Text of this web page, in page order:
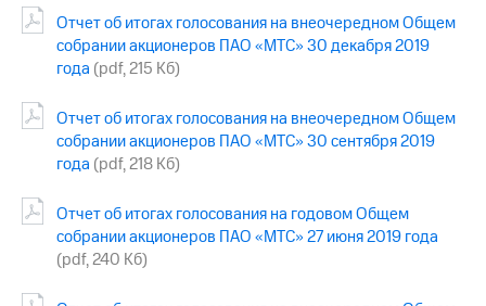
приобретения
Порядок
выкупа
акций
Рынок
облигаций
Описание
Уведомление
о
погашении
Отчет об итогах голосования на внеочередном Общем
собрании акционеров ПАО «МТС» 30 декабря 2019
года (pdf, 215 Кб)
Отчет об итогах голосования на внеочередном Общем
собрании акционеров ПАО «МТС» 30 сентября 2019
года (pdf, 218 Кб)
Отчет об итогах голосования на годовом Общем
собрании акционеров ПАО «МТС» 27 июня 2019 года
(pdf, 240 Кб)